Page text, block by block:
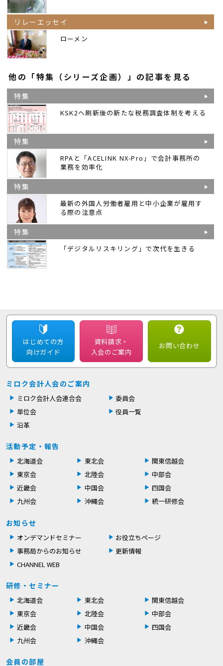
リレーエッセイ
ローメン
他の「特集（シリーズ企画）」の記事を見る
特集
KSK2へ刷新後の新たな税務調査体制を考える
特集
RPAと「ACELINK NX-Pro」で会計事務所の
業務を効率化
特集
最新の外国人労働者雇用と中小企業が雇用す
る際の注意点
特集
「デジタルリスキリング」で次代を生きる
はじめての方
向けガイド
資料請求・
入会のご案内
お問い合わせ
ミロク会計人会のご案内
ミロク会計人会連合会
委員会
単位会
役員一覧
沿革
活動予定・報告
北海道会 東北会
関東信越会
東京会
北陸会
中部会
近畿会
中国会
四国会
九州会
沖縄会 統一研修会
お知らせ
オンデマンドセミナー
お役立ちページ
事務局からのお知らせ
更新情報
CHANNEL WEB
研修・セミナー
北海道会 東北会
関東信越会
東京会
北陸会
中部会
近畿会
中国会
四国会
九州会
沖縄会
会員の部屋